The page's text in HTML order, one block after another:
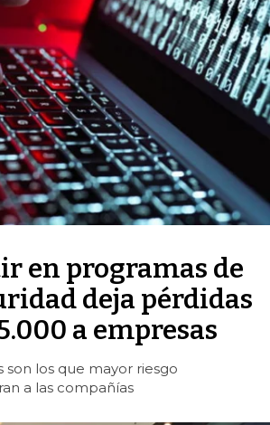
en programas de
deja pérdidas
a empresas
son los que mayor riesgo
a las compañías